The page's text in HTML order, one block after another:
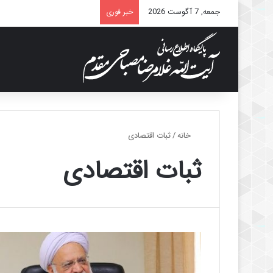
جمعه, 7 آگوست 2026 خبر فوری
خانه/ثبات اقتصادی
ثبات اقتصادی